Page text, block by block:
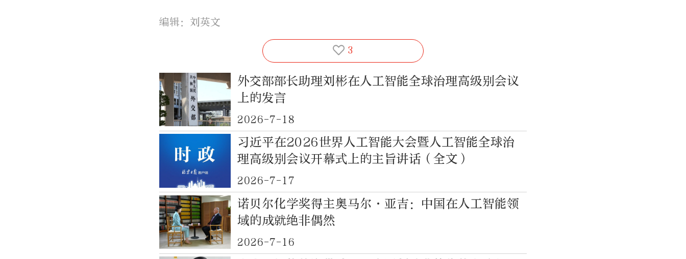
编辑：刘英文
3
外交部部长助理刘彬在人工智能全球治理高级别会议
上的发言
2026-7-18
习近平在2026世界人工智能大会暨人工智能全球治
理高级别会议开幕式上的主旨讲话（全文）
2026-7-17
诺贝尔化学奖得主奥马尔·亚吉：中国在人工智能领
域的成就绝非偶然
2026-7-16